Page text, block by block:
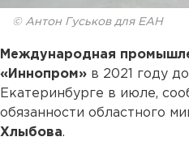
© Антон Гуськов для ЕАН
Международная
«Иннопром» в 2021 году
Екатеринбурге в июле,
обязанности областного
Хлыбова.